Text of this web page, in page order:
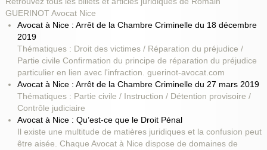
GUERINOT Avocat Nice
Avocat à Nice : Arrêt de la Chambre Criminelle du 18 décembre
2019
Thématiques : Droit des victimes / Réparation du préjudice /
Partie civile Confirmation du principe de réparation du préjudice
particulier en lien avec l'infraction. guerinot-avocat.com
Avocat à Nice : Arrêt de la Chambre Criminelle du 27 mars 2019
Thématiques : Partie civile / Instruction / Détention provisoire /
Contrôle judiciaire
Avocat à Nice : Qu’est-ce que le Droit Pénal
Il existe une multitude de matières juridiques et la confusion peut
être aisée. Chaque Avocat à Nice dispose de domaines de